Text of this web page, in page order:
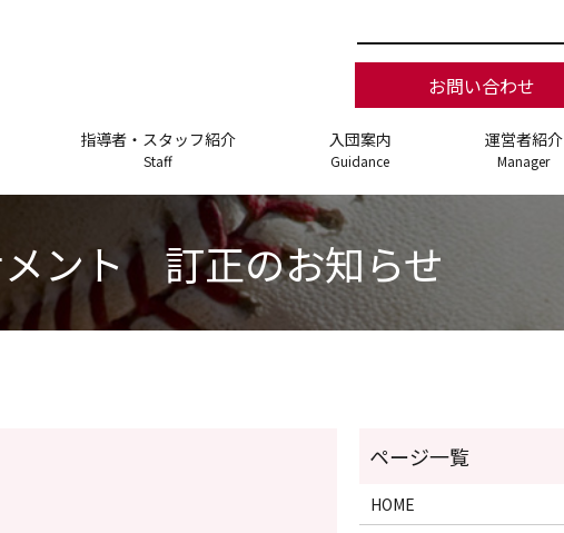
お問い合わせ
指導者・スタッフ紹介
Staff
入団案内
Guidance
運営者紹介
Manager
ント 訂正のお知らせ
HOME